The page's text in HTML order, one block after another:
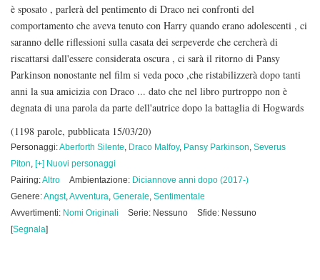
è sposato , parlerà del pentimento di Draco nei confronti del
comportamento che aveva tenuto con Harry quando erano adolescenti , ci
saranno delle riflessioni sulla casata dei serpeverde che cercherà di
riscattarsi dall'essere considerata oscura , ci sarà il ritorno di Pansy
Parkinson nonostante nel film si veda poco ,che ristabilizzerà dopo tanti
anni la sua amicizia con Draco ... dato che nel libro purtroppo non è
degnata di una parola da parte dell'autrice dopo la battaglia di Hogwards
(1198 parole, pubblicata 15/03/20)
Personaggi:Aberforth Silente, Draco Malfoy, Pansy Parkinson, Severus
Piton, [+] Nuovi personaggi
Pairing:Altro Ambientazione: Diciannove anni dopo (2017-)
Genere:Angst,Avventura, Generale, Sentimentale
Avvertimenti: Nomi Originali Serie: Nessuno
Sfide: Nessuno
[Segnala]